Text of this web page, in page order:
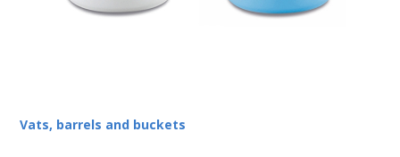
Vats, barrels and buckets